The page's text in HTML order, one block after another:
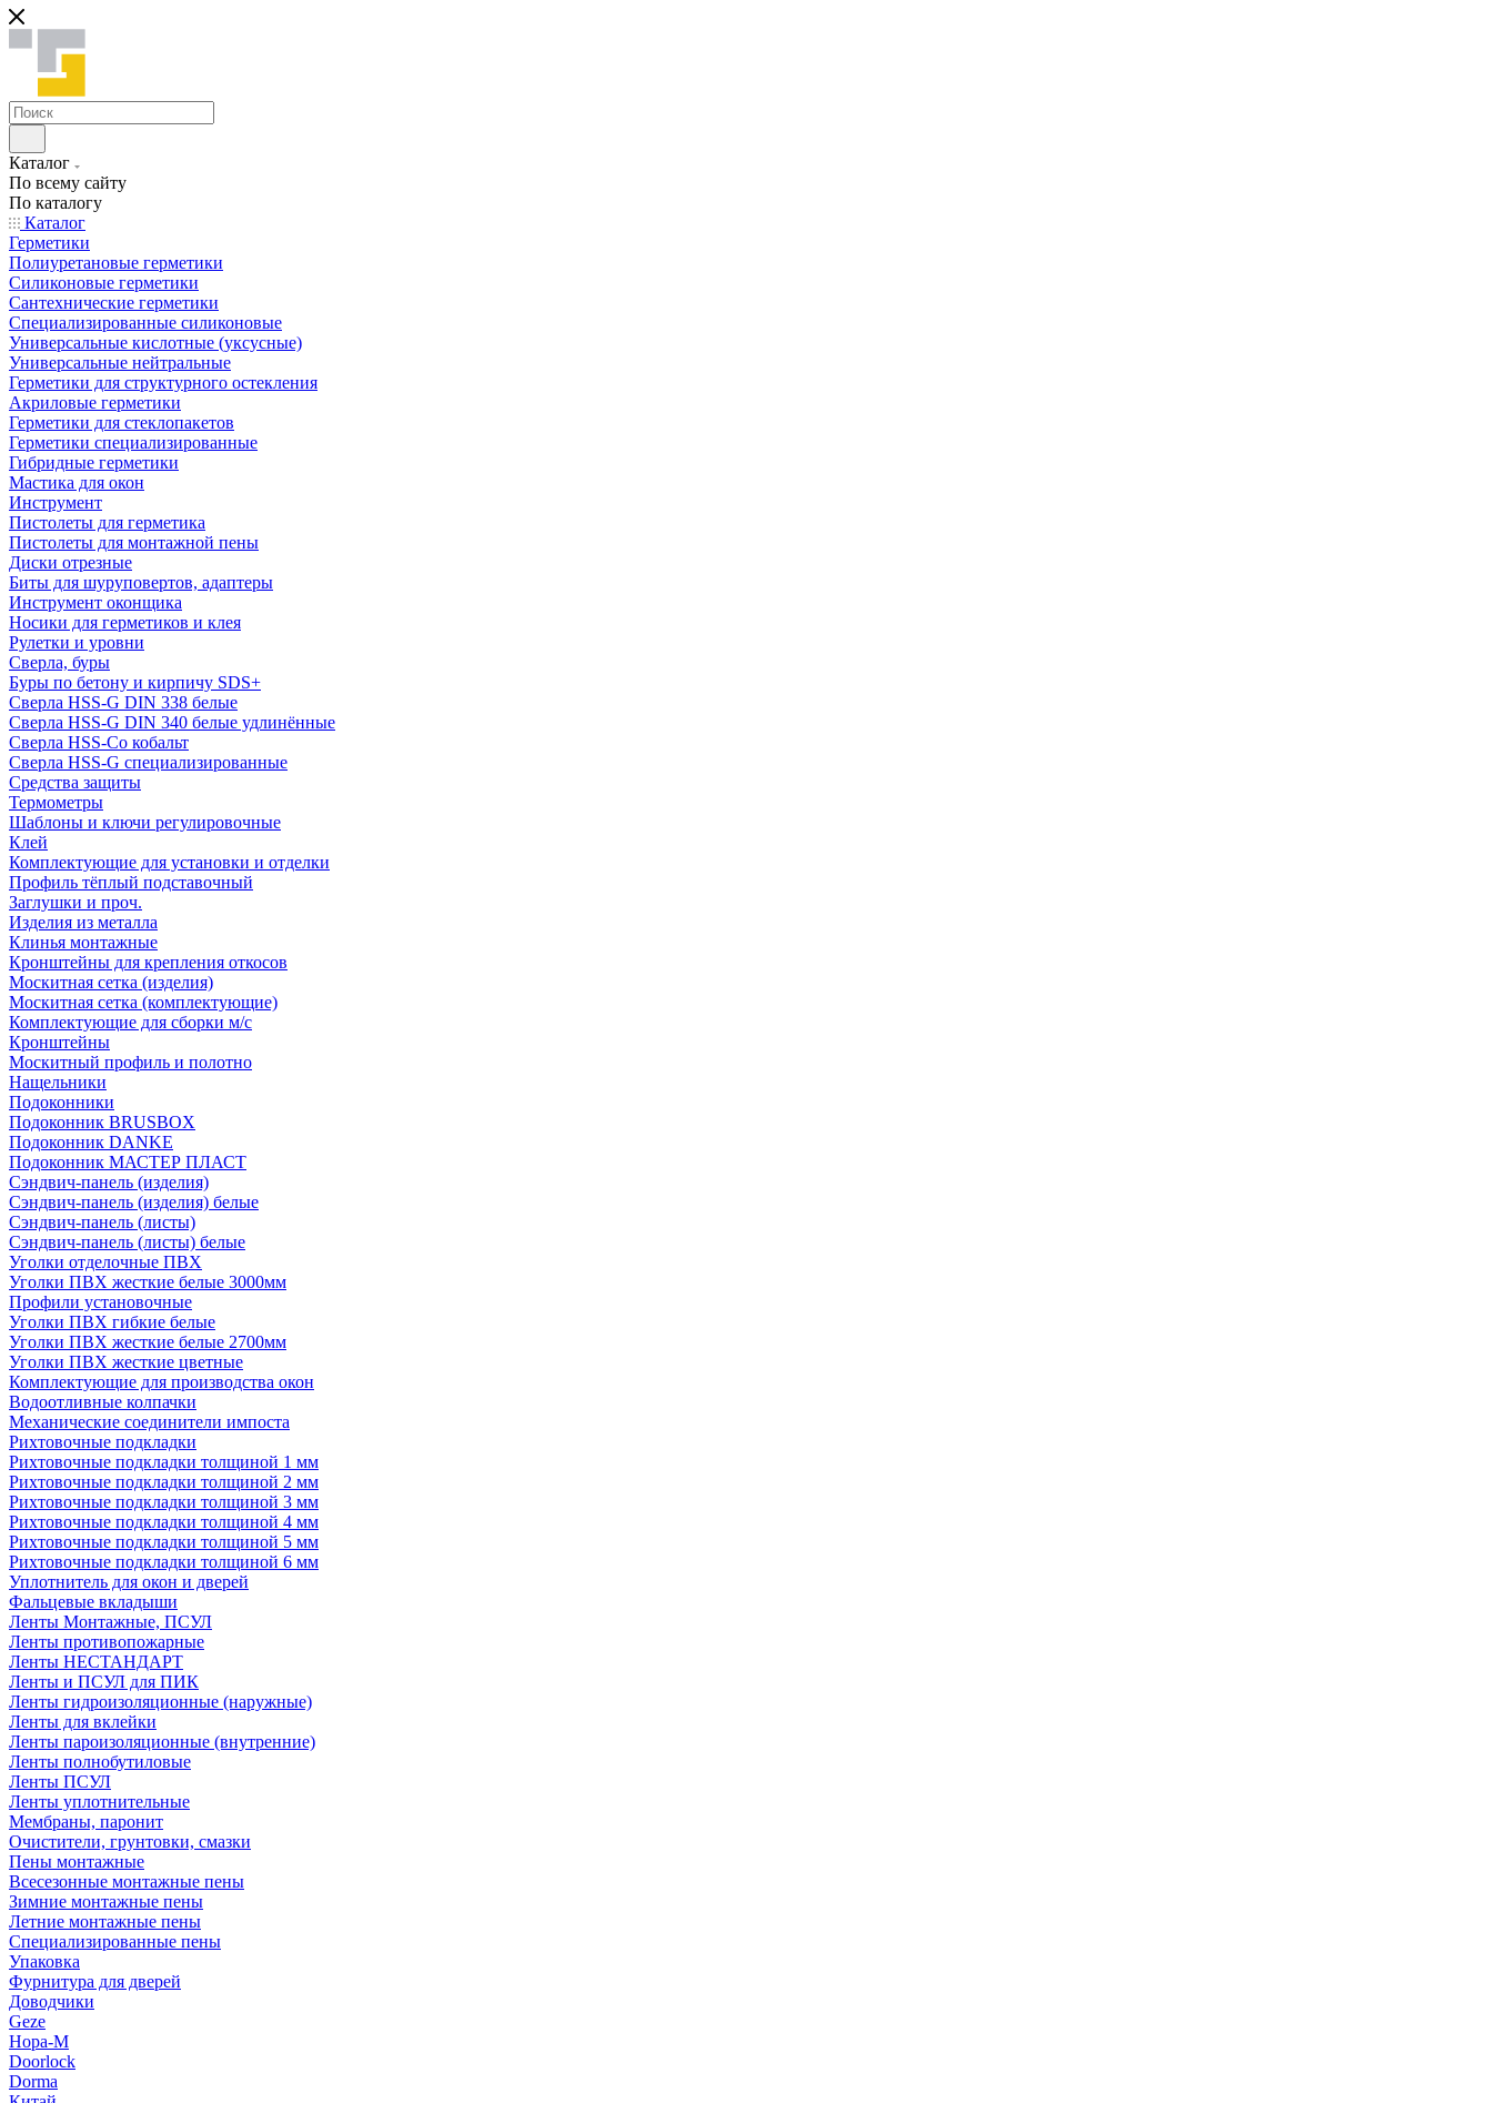
Каталог
По всему сайту
По каталогу
Каталог
Герметики
Полиуретановые герметики
Силиконовые герметики
Сантехнические герметики
Специализированные силиконовые
Универсальные кислотные (уксусные)
Универсальные нейтральные
Герметики для структурного остекления
Акриловые герметики
Герметики для стеклопакетов
Герметики специализированные
Гибридные герметики
Мастика для окон
Инструмент
Пистолеты для герметика
Пистолеты для монтажной пены
Диски отрезные
Биты для шуруповертов, адаптеры
Инструмент оконщика
Носики для герметиков и клея
Рулетки и уровни
Сверла, буры
Буры по бетону и кирпичу SDS+
Сверла HSS-G DIN 338 белые
Сверла HSS-G DIN 340 белые удлинённые
Сверла HSS-Co кобальт
Сверла HSS-G специализированные
Средства защиты
Термометры
Шаблоны и ключи регулировочные
Клей
Комплектующие для установки и отделки
Профиль тёплый подставочный
Заглушки и проч.
Изделия из металла
Клинья монтажные
Кронштейны для крепления откосов
Москитная сетка (изделия)
Москитная сетка (комплектующие)
Комплектующие для сборки м/с
Кронштейны
Москитный профиль и полотно
Нащельники
Подоконники
Подоконник BRUSBOX
Подоконник DANKE
Подоконник МАСТЕР ПЛАСТ
Сэндвич-панель (изделия)
Сэндвич-панель (изделия) белые
Сэндвич-панель (листы)
Сэндвич-панель (листы) белые
Уголки отделочные ПВХ
Уголки ПВХ жесткие белые 3000мм
Профили установочные
Уголки ПВХ гибкие белые
Уголки ПВХ жесткие белые 2700мм
Уголки ПВХ жесткие цветные
Комплектующие для производства окон
Водоотливные колпачки
Механические соединители импоста
Рихтовочные подкладки
Рихтовочные подкладки толщиной 1 мм
Рихтовочные подкладки толщиной 2 мм
Рихтовочные подкладки толщиной 3 мм
Рихтовочные подкладки толщиной 4 мм
Рихтовочные подкладки толщиной 5 мм
Рихтовочные подкладки толщиной 6 мм
Уплотнитель для окон и дверей
Фальцевые вкладыши
Ленты Монтажные, ПСУЛ
Ленты противопожарные
Ленты НЕСТАНДАРТ
Ленты и ПСУЛ для ПИК
Ленты гидроизоляционные (наружные)
Ленты для вклейки
Ленты пароизоляционные (внутренние)
Ленты полнобутиловые
Ленты ПСУЛ
Ленты уплотнительные
Мембраны, паронит
Очистители, грунтовки, смазки
Пены монтажные
Всесезонные монтажные пены
Зимние монтажные пены
Летние монтажные пены
Специализированные пены
Упаковка
Фурнитура для дверей
Доводчики
Geze
Нора-М
Doorlock
Dorma